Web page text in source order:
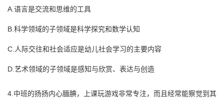
A.语言是交流和思维的工具
B.科学领域的子领域是科学探究和数学认知
C.人际交往和社会适应是幼儿社会学习的主要内容
D.艺术领域的子领域是感知与欣赏、表达与创造
4.中班的扬扬内心腼腆，上课玩游戏非常专注，而且经常能察觉到其